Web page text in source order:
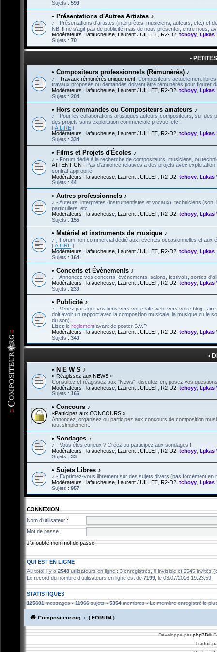
Sujets : 599
• Présentations d'Autres Artistes ♪
♪ - Présentations d'artistes (interprètes, musiciens, auteurs, etc.) et
NB: Il ne s'agit pas de publicité mais de nous présenter, entre nous,
Modérateurs : lafaucheuse Laurent JUILLET R2-D2 tchoyy Lµkas
Sujets : 70
•
• Compositeurs professionnels (Rémunérés) ♪
♪ - Travaux rémunérés uniquement. Compositeurs actuellement
travaux proposés ou demandés doivent être rémunérés pour figurer
Modérateurs : lafaucheuse Laurent JUILLET R2-D2 tchoyy Lµkas
Sujets : 204
• Hors commandes ou Compositeurs amateurs ♪
♪ - Pour les collaborations artistiques auteurs-compositeurs, sur
des projets sans exploitation commerciale prévue, etc.
[ À LIRE ]
Modérateurs : lafaucheuse Laurent JUILLET R2-D2 tchoyy Lµkas
Sujets : 334
• Films et Projets d'Écoles ♪
♪ - Forum dédié à la recherche de compositeurs, musiciens, ou
ATTENTION : Pas d'annonce relatives à des projets avec
contrat approprié.
Modérateurs : lafaucheuse Laurent JUILLET R2-D2 tchoyy Lµkas
Sujets : 44
• Autres professionnels ♪
♪ - Auteurs, interprètes (instrumentistes et vocaux), techniciens
particuliers, etc.
Modérateurs : lafaucheuse Laurent JUILLET R2-D2 tchoyy Lµkas
Sujets : 155
• Matériel et instruments de musique ♪
♪ - Forum non commercial dédié aux reventes occasionnelles et
[ À LIRE ]
Modérateurs : lafaucheuse Laurent JUILLET R2-D2 tchoyy Lµkas
Sujets : 164
• Concerts et Évènements ♪
♪ - Annoncez vos concerts, évènements, salons, festivals, sorties
Modérateurs : lafaucheuse Laurent JUILLET R2-D2 tchoyy Lµkas
Sujets : 239
• Publicité ♪
♪ - Venez partager vos liens vers votre site web, vers votre blog,
doit avoir un rapport avec la composition musicale, la musique ou le
du son).
Lisez le règlement avant de poster S.V.P.
Modérateurs : lafaucheuse Laurent JUILLET R2-D2 tchoyy Lµkas
Sujets : 340
•
• N E W S ♪
« Réagissez aux NEWS »
Consultez et réagissez aux "News", discutez-en, posez vos
Modérateurs : lafaucheuse Laurent JUILLET R2-D2 tchoyy Lµkas
Sujets : 166
• Concours ♪
«Participez aux CONCOURS »
Annoncez, organisez ou participez aux concours de composition
tout simplement.
• Sondages ♪
♪ - Vous êtes curieux ? Créez ou participez aux sondages !
Modérateurs : lafaucheuse Laurent JUILLET R2-D2 tchoyy Lµkas
Sujets : 33
• Sujets Libres ♪
♪ - Exprimez-vous librement sur des sujets divers (pas forcément en
Modérateurs : lafaucheuse Laurent JUILLET R2-D2 tchoyy Lµkas
Sujets : 957
CONNEXION
Nom d’utilisateur :
Mot de passe :
J’ai oublié mon mot de passe
QUI EST EN LIGNE
Au total il y a2548utilisateurs en ligne : 3 enregistrés, 0 invisible et 2545 invités
Le record du nombre d’utilisateurs en ligne est de 7199 , le 03/07/2026 19:23:59
STATISTIQUES
125601messages •11966sujets •5354membres • Le membre enregistré le
Compositeur.org { FORUM }
Développé parphpBB®
Traduit